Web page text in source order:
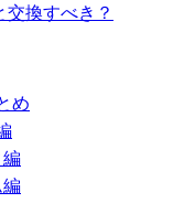
交換すべき？
め
編
編